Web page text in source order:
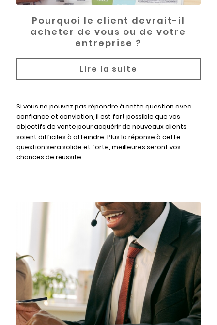
Pourquoi le client devrait-il
acheter de vous ou de votre
entreprise ?
Si vous ne pouvez pas répondre à cette question avec
confiance et conviction, il est fort possible que vos
objectifs de vente pour acquérir de nouveaux clients
soient difficiles à atteindre. Plus la réponse à cette
question sera solide et forte, meilleures seront vos
chances de réussite.